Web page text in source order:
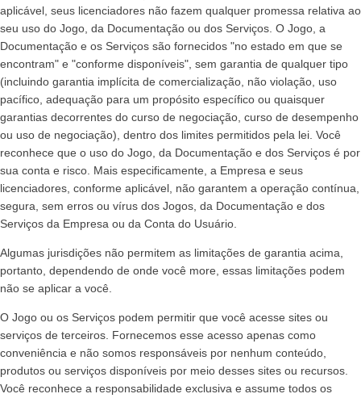
aplicável, seus licenciadores não fazem qualquer promessa relativa ao
seu uso do Jogo, da Documentação ou dos Serviços. O Jogo, a
Documentação e os Serviços são fornecidos "no estado em que se
encontram" e "conforme disponíveis", sem garantia de qualquer tipo
(incluindo garantia implícita de comercialização, não violação, uso
pacífico, adequação para um propósito específico ou quaisquer
garantias decorrentes do curso de negociação, curso de desempenho
ou uso de negociação), dentro dos limites permitidos pela lei. Você
reconhece que o uso do Jogo, da Documentação e dos Serviços é por
sua conta e risco. Mais especificamente, a Empresa e seus
licenciadores, conforme aplicável, não garantem a operação contínua,
segura, sem erros ou vírus dos Jogos, da Documentação e dos
Serviços da Empresa ou da Conta do Usuário.
Algumas jurisdições não permitem as limitações de garantia acima,
portanto, dependendo de onde você more, essas limitações podem
não se aplicar a você.
O Jogo ou os Serviços podem permitir que você acesse sites ou
serviços de terceiros. Fornecemos esse acesso apenas como
conveniência e não somos responsáveis por nenhum conteúdo,
produtos ou serviços disponíveis por meio desses sites ou recursos.
Você reconhece a responsabilidade exclusiva e assume todos os